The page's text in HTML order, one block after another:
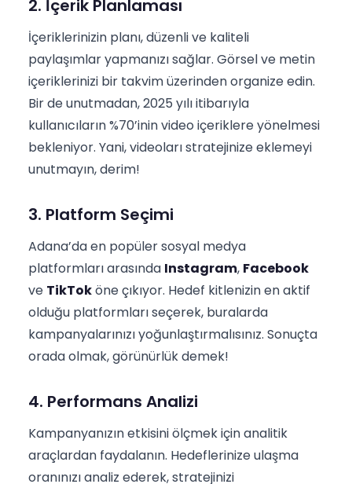
2. İçerik Planlaması
İçeriklerinizin planı, düzenli ve kaliteli
paylaşımlar yapmanızı sağlar. Görsel ve metin
içeriklerinizi bir takvim üzerinden organize edin.
Bir de unutmadan, 2025 yılı itibarıyla
kullanıcıların %70’inin video içeriklere yönelmesi
bekleniyor. Yani, videoları stratejinize eklemeyi
unutmayın, derim!
3. Platform Seçimi
Adana’da en popüler sosyal medya
platformları arasında Instagram, Facebook
ve TikToköne çıkıyor. Hedef kitlenizin en aktif
olduğu platformları seçerek, buralarda
kampanyalarınızı yoğunlaştırmalısınız. Sonuçta
orada olmak, görünürlük demek!
4. Performans Analizi
Kampanyanızın etkisini ölçmek için analitik
araçlardan faydalanın. Hedeflerinize ulaşma
oranınızı analiz ederek, stratejinizi